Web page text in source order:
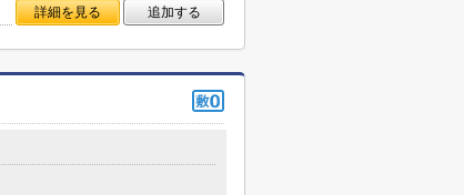
詳細を見る 追加する